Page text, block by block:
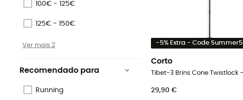
100€ - 125€
125€ - 150€
Ver mais 2
Recomendado para
Running
-5% Extra - Code Summer5
Corto
29,90 €